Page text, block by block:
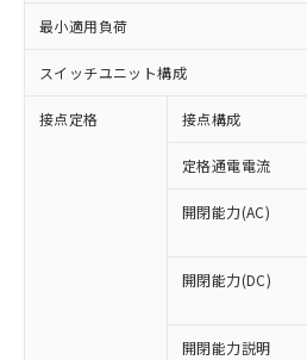
最小適用負荷
スイッチユニット構成
接点定格 接点構成
定格通電電流
開閉能力(AC)
開閉能力(DC)
開閉能力説明
※1 対応状況
対応済み：EU RoHS
非含有に対応した製品が
対応予定：EU RoHS指令
有に対応した製品に切り